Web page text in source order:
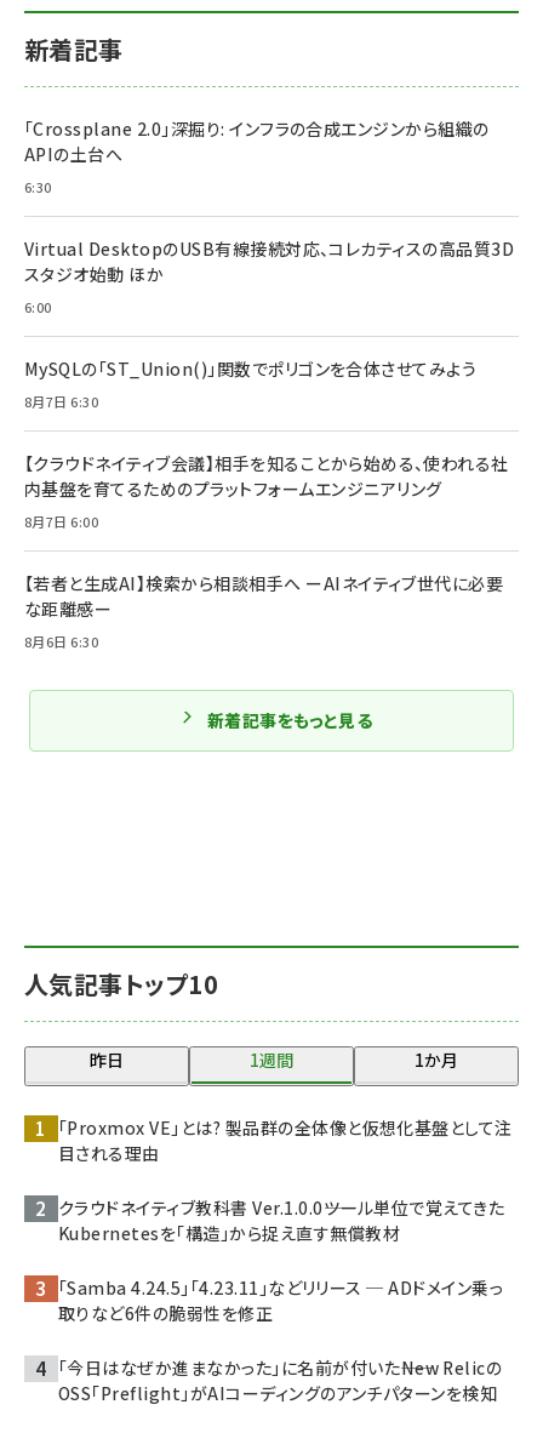
人気記事トップ10
昨日 1週間 1か月
「Proxmox VE」とは? 製品群の全体像と仮想化基盤として注
目される理由
クラウドネイティブ教科書 Ver.1.0.0――ツール単位で覚えてきた
Kubernetesを「構造」から捉え直す無償教材
「Samba 4.24.5」「4.23.11」などリリース ─ ADドメイン乗っ
取りなど6件の脆弱性を修正
「今日はなぜか進まなかった」に名前が付いた――New Relicの
OSS「Preflight」がAIコーディングのアンチパターンを検知
新着記事
「Crossplane 2.0」深掘り: インフラの合成エンジンから組織の
APIの土台へ
6:30
Virtual DesktopのUSB有線接続対応、コレカティスの高品質3D
スタジオ始動 ほか
6:00
MySQLの「ST_Union()」関数でポリゴンを合体させてみよう
8月7日 6:30
【クラウドネイティブ会議】相手を知ることから始める、使われる社
内基盤を育てるためのプラットフォームエンジニアリング
8月7日 6:00
【若者と生成AI】検索から相談相手へ ーAIネイティブ世代に必要
な距離感ー
8月6日 6:30
新着記事をもっと見る